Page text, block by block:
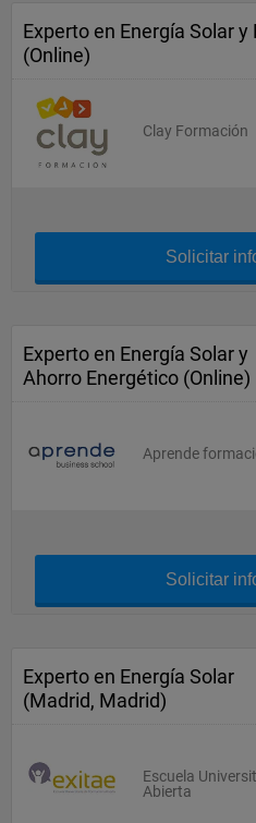
Experto en Energía Solar y
(Online)
Clay Formación
Solicitar
Experto en Energía Solar y
Ahorro Energético (Online)
Aprende
Solicitar
Experto en Energía Solar
(Madrid, Madrid)
Escuela
Abierta